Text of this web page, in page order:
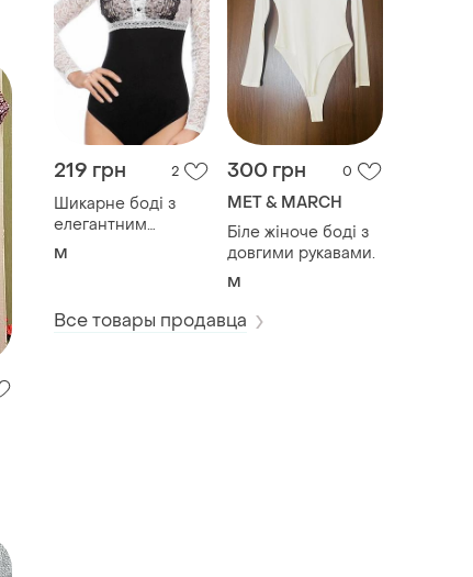
219 грн 2
Шикарне боді з
елегантним
мереживом viva la
M
300 грн 0
MET & MARCH
Біле жіноче боді з
довгими рукавами.
M
Все товары продавца